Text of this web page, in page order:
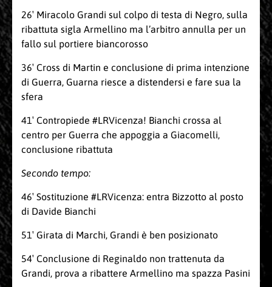
26′ Miracolo Grandi sul colpo di testa di Negro, sulla
ribattuta sigla Armellino ma l’arbitro annulla per un
fallo sul portiere biancorosso
36′ Cross di Martin e conclusione di prima intenzione
di Guerra, Guarna riesce a distendersi e fare sua la
sfera
41′ Contropiede #LRVicenza! Bianchi crossa al
centro per Guerra che appoggia a Giacomelli,
conclusione ribattuta
Secondo tempo:
46′ Sostituzione #LRVicenza: entra Bizzotto al posto
di Davide Bianchi
51′ Girata di Marchi, Grandi è ben posizionato
54′ Conclusione di Reginaldo non trattenuta da
Grandi, prova a ribattere Armellino ma spazza Pasini